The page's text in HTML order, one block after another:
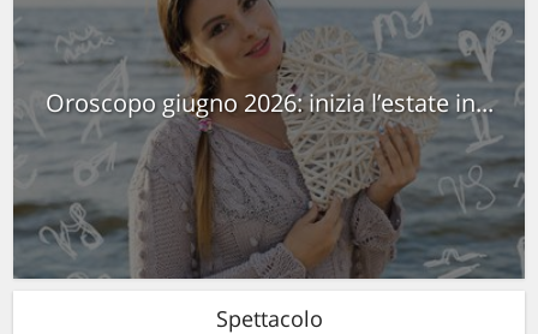
Oroscopo giugno 2026: inizia l’estate in...
Spettacolo